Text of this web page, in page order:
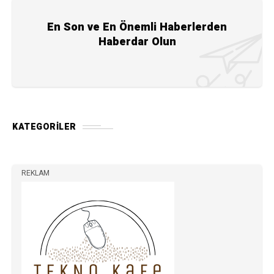
En Son ve En Önemli Haberlerden
Haberdar Olun
KATEGORILER
REKLAM